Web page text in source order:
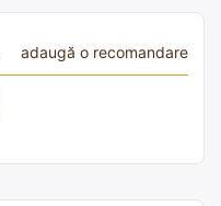
adaugă o recomandare